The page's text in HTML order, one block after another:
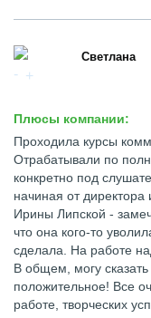
Светлана
Плюсы компании:
Проходила курсы
Отрабатывали по
конкретно под
начиная от директора
Ирины Липской -
что она кого-то
сделала. На работе
В общем, могу
положительное! Все
работе, творческих